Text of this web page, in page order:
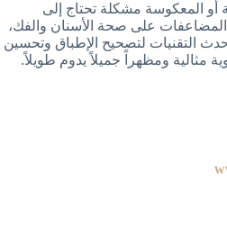
أو المعكوسة مشكلة تحتاج إلى
على صحة الأسنان والفك،
التقنيات لتصحيح الإطباق وتحسين
مثالية ومظهراً جميلاً يدوم طويلاً.